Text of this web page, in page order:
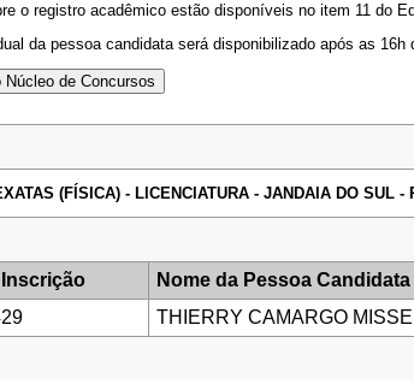
o registro acadêmico estão disponíveis no item 11 do
da pessoa candidata será disponibilizado após as 16h
(FÍSICA) - LICENCIATURA - JANDAIA DO SUL -
Nome da Pessoa Candidata
THIERRY CAMARGO